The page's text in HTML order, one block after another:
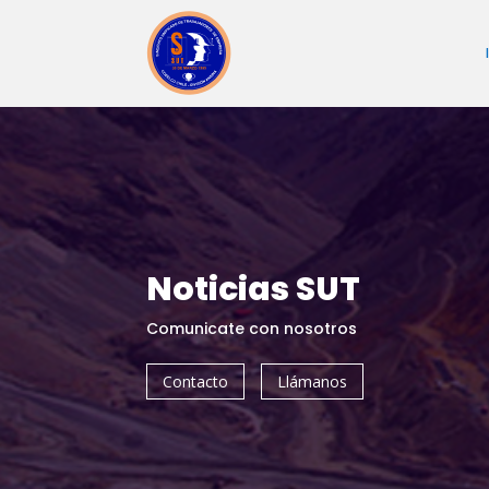
Noticias SUT
Comunicate con nosotros
Contacto Llámanos